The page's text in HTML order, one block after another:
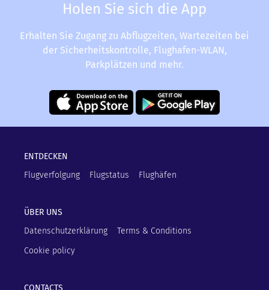
Holen Sie sich die App
Erhalten Sie Zugang zu Abflugzeiten, Wartezeiten bei
der Sicherheitskontrolle, Flughafen-WLAN,
Parkplätzen und mehr.
ENTDECKEN
Flugverfolgung
Flugstatus Flughäfen
ÜBER UNS
Datenschutzerklärung
Terms & Conditions
Cookie policy